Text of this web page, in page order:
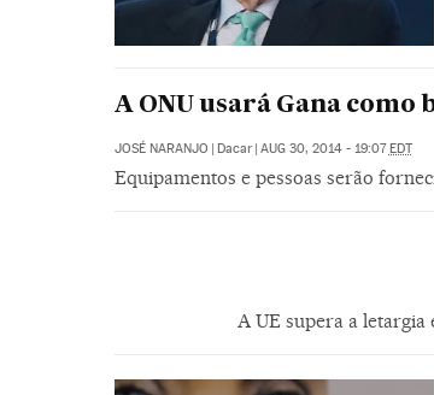
A ONU usará Gana
JOSÉ NARANJO | Dacar | AUG 30, 2014 - 19:07EDT
Equipamentos e pessoas serão
A UE supera a